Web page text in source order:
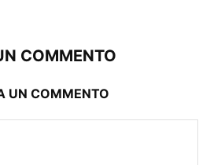
COMMENTO
UN COMMENTO